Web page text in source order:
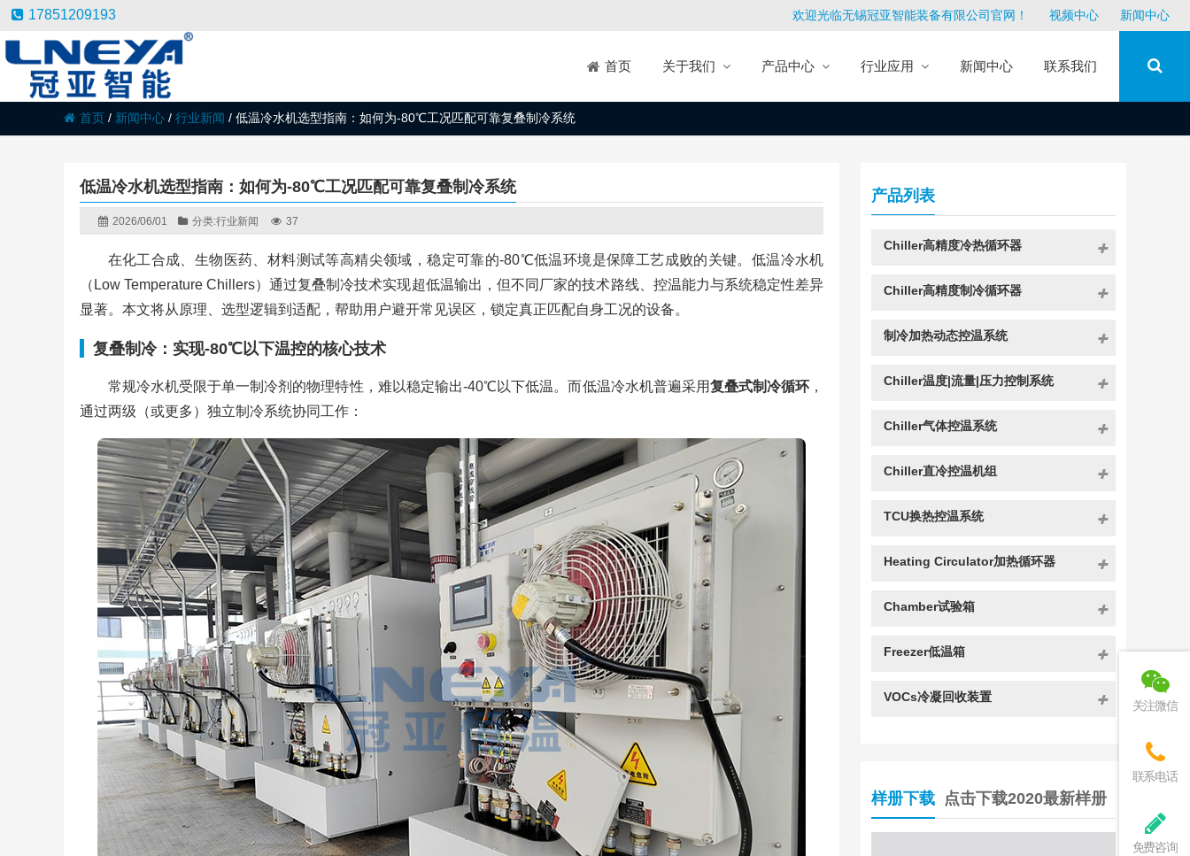
17851209193 欢迎光临无锡冠亚智能装备有限公司官网！ 视频中心 新闻中心
首页 关于我们 产品中心 行业应用 新闻中心 联系我们
首页 / 新闻中心 / 行业新闻 / 低温冷水机选型指南：如何为-80℃工况匹配可靠复叠制冷系统
低温冷水机选型指南：如何为-80℃工况匹配可靠复叠制冷系统
2026/06/01 分类:行业新闻 37
在化工合成、生物医药、材料测试等高精尖领域，稳定可靠的-80℃低温环境是保障工艺成败的关键。低温冷水机
（Low Temperature Chillers）通过复叠制冷技术实现超低温输出，但不同厂家的技术路线、控温能力与系统稳定性差异
显著。本文将从原理、选型逻辑到适配，帮助用户避开常见误区，锁定真正匹配自身工况的设备。
复叠制冷：实现-80℃以下温控的核心技术
常规冷水机受限于单一制冷剂的物理特性，难以稳定输出-40℃以下低温。而低温冷水机普遍采用复叠式制冷循环 ，
通过两级（或更多）独立制冷系统协同工作：
产品列表
Chiller高精度冷热循环器
Chiller高精度制冷循环器
制冷加热动态控温系统
Chiller温度|流量|压力控制系统
Chiller气体控温系统
Chiller直冷控温机组
TCU换热控温系统
Heating Circulator加热循环器
Chamber试验箱
Freezer低温箱
VOCs冷凝回收装置
样册下载 点击下载2020最新样册
关注微信
联系电话
免费咨询